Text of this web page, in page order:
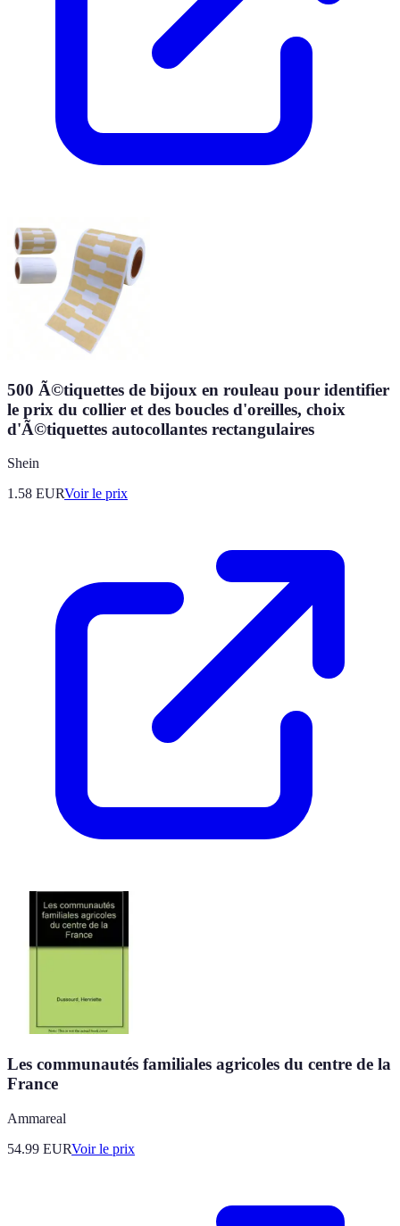
500 Ã©tiquettes de bijoux en rouleau pour identifier
le prix du collier et des boucles d'oreilles, choix
d'Ã©tiquettes autocollantes rectangulaires
Shein
1.58 EURVoir le prix
Les communautés familiales agricoles du centre de la
France
Ammareal
54.99 EURVoir le prix